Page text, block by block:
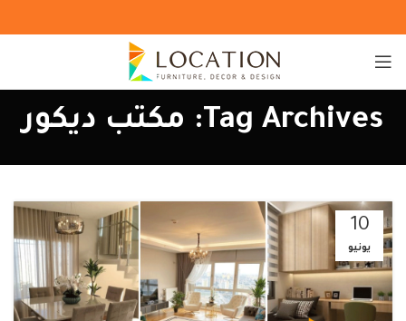
Tag Archives: مكتب ديكور
10
يونيو